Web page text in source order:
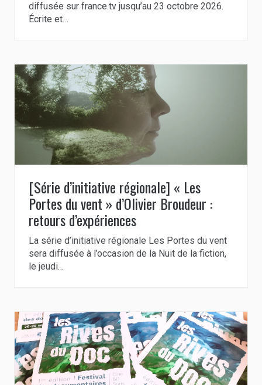
diffusée sur france.tv jusqu’au 23 octobre 2026.
Écrite et…
[Série d’initiative régionale] « Les
Portes du vent » d’Olivier Broudeur :
retours d’expériences
La série d’initiative régionale Les Portes du vent
sera diffusée à l’occasion de la Nuit de la fiction,
le jeudi…